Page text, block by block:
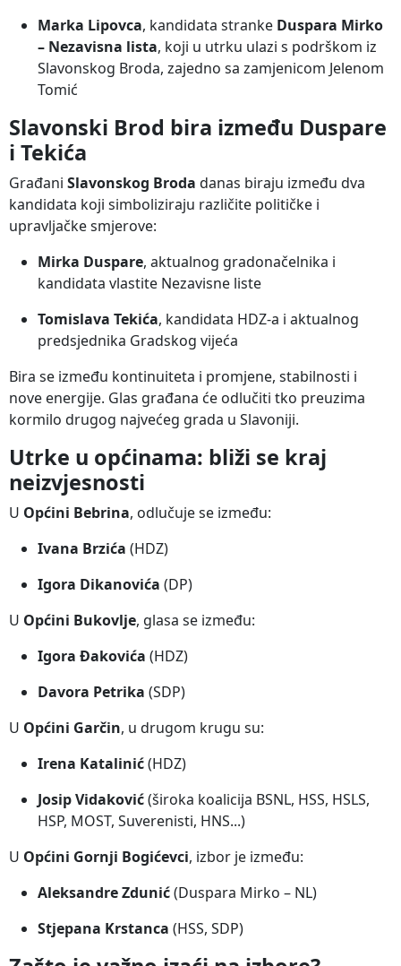
Marka Lipovca, kandidata stranke Duspara Mirko
– Nezavisna lista, koji u utrku ulazi s podrškom iz
Slavonskog Broda, zajedno sa zamjenicom Jelenom
Tomić
Slavonski Brod bira između Duspare
i Tekića
Građani Slavonskog Broda danas biraju između dva
kandidata koji simboliziraju različite političke i
upravljačke smjerove:
Mirka Duspare, aktualnog gradonačelnika i
kandidata vlastite Nezavisne liste
Tomislava Tekića, kandidata HDZ-a i aktualnog
predsjednika Gradskog vijeća
Bira se između kontinuiteta i promjene, stabilnosti i
nove energije. Glas građana će odlučiti tko preuzima
kormilo drugog najvećeg grada u Slavoniji.
Utrke u općinama: bliži se kraj
neizvjesnosti
U Općini Bebrina, odlučuje se između:
Ivana Brzića (HDZ)
Igora Dikanovića (DP)
U Općini Bukovlje, glasa se između:
Igora Đakovića (HDZ)
Davora Petrika (SDP)
U Općini Garčin, u drugom krugu su:
Irena Katalinić(HDZ)
Josip Vidaković(široka koalicija BSNL, HSS, HSLS,
HSP, MOST, Suverenisti, HNS...)
U Općini Gornji Bogićevci, izbor je između:
Aleksandre Zdunić(Duspara Mirko – NL)
Stjepana Krstanca (HSS, SDP)